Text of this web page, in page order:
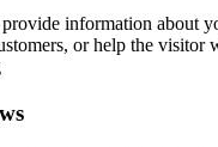
information about
or help the visitor